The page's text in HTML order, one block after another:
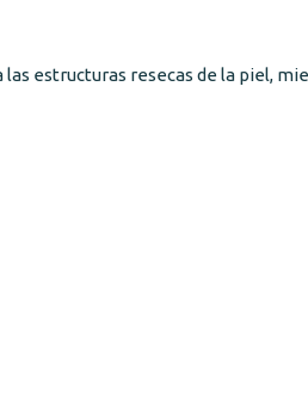
estructuras resecas de la piel,